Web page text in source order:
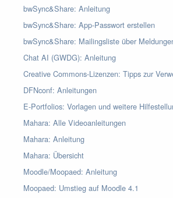
bwSync&Share: Anleitung
bwSync&Share: App-Passwort erstellen
bwSync&Share: Mailingsliste über
Chat AI (GWDG): Anleitung
Creative Commons-Lizenzen: Tipps zur
DFNconf: Anleitungen
E-Portfolios: Vorlagen und weitere
Mahara: Alle Videoanleitungen
Mahara: Anleitung
Mahara: Übersicht
Moodle/Moopaed: Anleitung
Moopaed: Umstieg auf Moodle 4.1